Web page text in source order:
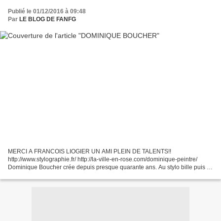
Publié le 01/12/2016 à 09:48
Par LE BLOG DE FANFG
MERCI A FRANCOIS LIOGIER UN AMI PLEIN DE TALENTS!!
http://www.stylographie.fr/ http://la-ville-en-rose.com/dominique-peintre/
Dominique Boucher crée depuis presque quarante ans. Au stylo bille puis à